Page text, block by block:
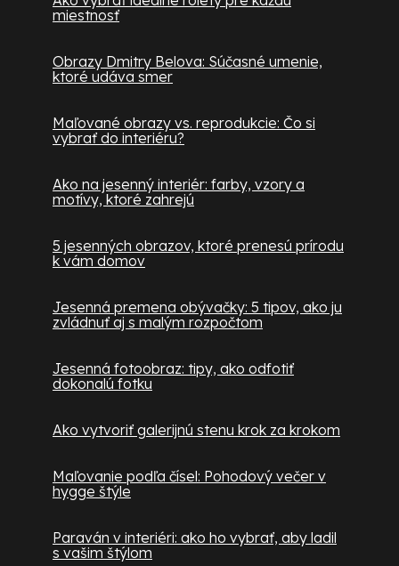
miestnosť
Obrazy Dmitry Belova: Súčasné umenie,
ktoré udáva smer
Maľované obrazy vs. reprodukcie: Čo si
vybrať do interiéru?
Ako na jesenný interiér: farby, vzory a
motívy, ktoré zahrejú
5 jesenných obrazov, ktoré prenesú prírodu
k vám domov
Jesenná premena obývačky: 5 tipov, ako ju
zvládnuť aj s malým rozpočtom
Jesenná fotoobraz: tipy, ako odfotiť
dokonalú fotku
Ako vytvoriť galerijnú stenu krok za krokom
Maľovanie podľa čísel: Pohodový večer v
hygge štýle
Paraván v interiéri: ako ho vybrať, aby ladil
s vašim štýlom